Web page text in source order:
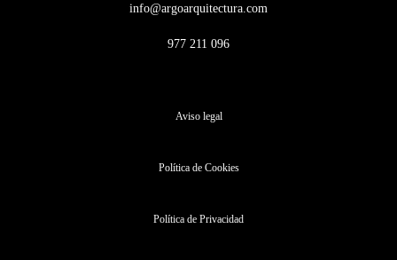
info@argoarquitectura.com
977 211 096
Aviso legal
Política de Cookies
Política de Privacidad